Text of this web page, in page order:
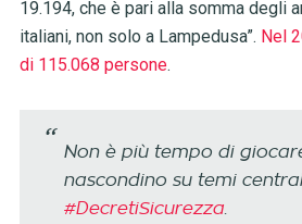
19.194, che è pari alla somma degli
italiani, non solo a Lampedusa”. Nel
di 115.068 persone.
Non è più tempo di
nascondino su temi
#DecretiSicurezza.